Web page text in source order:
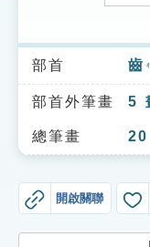
索引選單
知識索引
單字索引
部首 齒 ㄔˇ
部首外筆畫 5
總筆畫 20
開啟關聯